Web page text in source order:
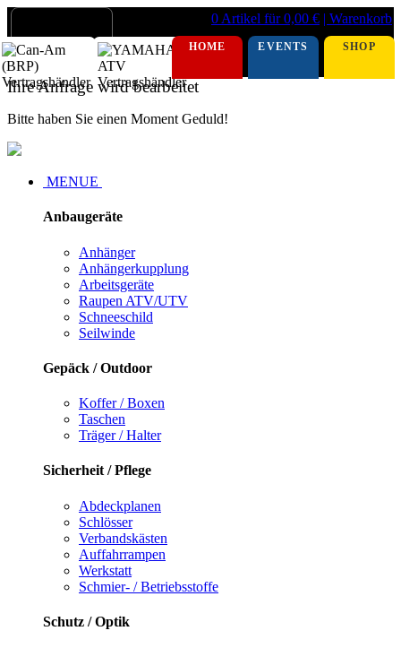
0 Artikel für 0,00 € | Warenkorb
HOME EVENTS SHOP
Ihre Anfrage wird bearbeitet
Bitte haben Sie einen Moment Geduld!
MENUE
Anbaugeräte
Anhänger
Anhängerkupplung
Arbeitsgeräte
Raupen ATV/UTV
Schneeschild
Seilwinde
Gepäck / Outdoor
Koffer / Boxen
Taschen
Träger / Halter
Sicherheit / Pflege
Abdeckplanen
Schlösser
Verbandskästen
Auffahrrampen
Werkstatt
Schmier- / Betriebsstoffe
Schutz / Optik